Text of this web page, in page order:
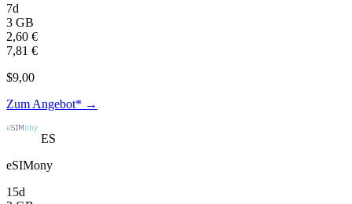
7d
3 GB
2,60 €
7,81 €
$9,00
Zum Angebot* →
ES
eSIMony
15d